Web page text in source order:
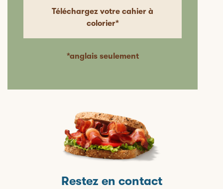
Téléchargez votre cahier à
colorier*
*anglais seulement
Restez en contact